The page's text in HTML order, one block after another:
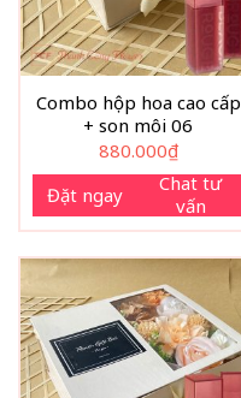
Combo hộp hoa cao cấp
+ son môi 06
880.000₫
Đặt ngay
Chat tư
vấn